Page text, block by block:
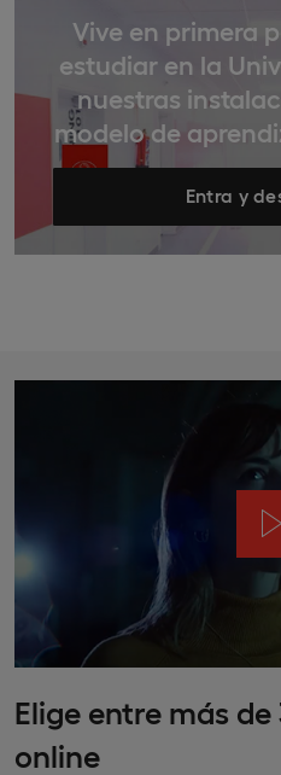
Vive en primera
estudiar en la
nuestras
modelo de
Entra y
Elige entre más
online